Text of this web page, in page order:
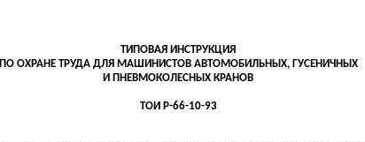
ТИПОВАЯ ИНСТРУКЦИЯ
ПО ОХРАНЕ ТРУДА ДЛЯ МАШИНИСТОВ АВТОМОБИЛЬНЫХ, ГУСЕНИЧНЫХ
И ПНЕВМОКОЛЕСНЫХ КРАНОВ
ТОИ Р-66-10-93